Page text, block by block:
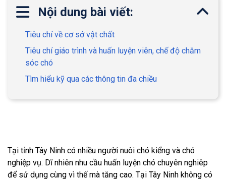
Nội dung bài viết:
Tiêu chí về cơ sở vật chất
Tiêu chí giáo trình và huấn luyện viên, chế độ chăm
sóc chó
Tìm hiểu kỹ qua các thông tin đa chiều
Tại tỉnh Tây Ninh có nhiều người nuôi chó kiểng và chó
nghiệp vụ. Dĩ nhiên nhu cầu huấn luyện chó chuyên nghiêp
để sử dụng cùng vì thế mà tăng cao. Tại Tây Ninh không có